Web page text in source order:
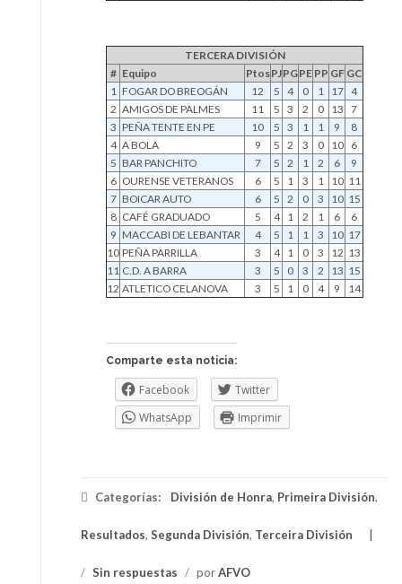
TERCERA DIVISIÓN
# Equipo PtosPJPGPE PP GF GC
1 FOGAR DO BREOGÁN 12 5 4 0 1 17 4
2 AMIGOS DE PALMES 11 5 3 2 0 13 7
3 PEÑA TENTE EN PE 10 5 3 1 1 9
8
4 A BOLA 9 5 2 3 0 10
6
5 BAR PANCHITO 7 5 2 1 2 6
9
6 OURENSE VETERANOS 6 5 1 3 1 10 11
7 BOICAR AUTO 6 5 2 0 3 10 15
8 CAFÉ GRADUADO 5 4 1 2 1 6
6
9 MACCABI DE LEBANTAR 4 5 1 1 3 10 17
10 PEÑA PARRILLA 3 4 1 0 3 12 13
11 C.D. A BARRA 3 5 0 3 2 13 15
12 ATLETICO CELANOVA 3 5 1 0 4 9 14
Comparte esta noticia:
Facebook
Twitter
WhatsApp
Imprimir
Categorías: División de Honra, Primeira División,
Resultados, Segunda División, Terceira División
/ Sin respuestas / porAFVO